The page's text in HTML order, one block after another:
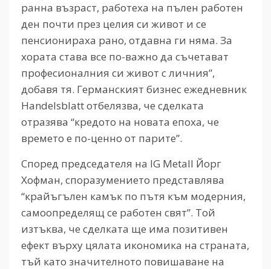
ранна възраст, работеха на пълен работен
ден почти през целия си живот и се
пенсионираха рано, отдавна ги няма. За
хората става все по-важно да съчетават
професионалния си живот с личния”,
добавя тя. Германският бизнес ежедневник
Handelsblatt отбелязва, че сделката
отразява “кредото на новата епоха, че
времето е по-ценно от парите”.
Според председателя на IG Metall Йорг
Хофман, споразумението представлява
“крайъгълен камък по пътя към модерния,
самоопределящ се работен свят”. Той
изтъква, че сделката ще има позитивен
ефект върху цялата икономика на страната,
тъй като значителното повишаване на